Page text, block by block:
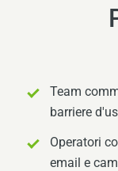
Team
barriere
Operatori
email e